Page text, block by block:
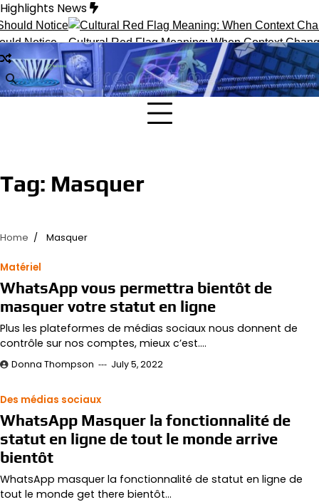
Skip
to
content
Highlights News
Notice Cultural Red Flag Meaning: When Context
Tag: Masquer
Home Masquer
Matériel
WhatsApp vous permettra bientôt de
masquer votre statut en ligne
Plus les plateformes de médias sociaux nous donnent de
contrôle sur nos comptes, mieux c’est.…
Donna Thompson July 5, 2022
Des médias sociaux
WhatsApp Masquer la fonctionnalité de
statut en ligne de tout le monde arrive
bientôt
WhatsApp masquer la fonctionnalité de statut en ligne de
tout le monde get there bientôt…